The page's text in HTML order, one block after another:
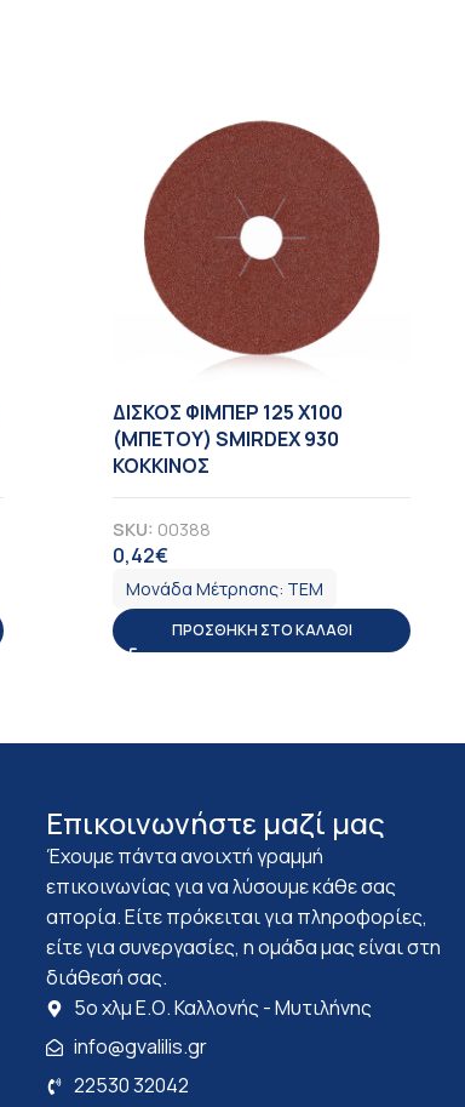
ΔΙΣΚΟΣ ΦΙΜΠΕΡ 125 X100
(ΜΠΕΤΟΥ) SMIRDEX 930
ΚΟΚΚΙΝΟΣ
SKU: 00388
0,42€
Μονάδα Μέτρησης: ΤΕΜ
ΠΡΟΣΘΉΚΗ ΣΤΟ ΚΑΛΆΘΙ
Επικοινωνήστε μαζί μας
Έχουμε πάντα ανοιχτή γραμμή
επικοινωνίας για να λύσουμε κάθε σας
απορία. Είτε πρόκειται για πληροφορίες,
είτε για συνεργασίες, η ομάδα μας είναι στη
διάθεσή σας.
5ο χλμ Ε.Ο. Καλλονής - Μυτιλήνης
info@gvalilis.gr
22530 32042